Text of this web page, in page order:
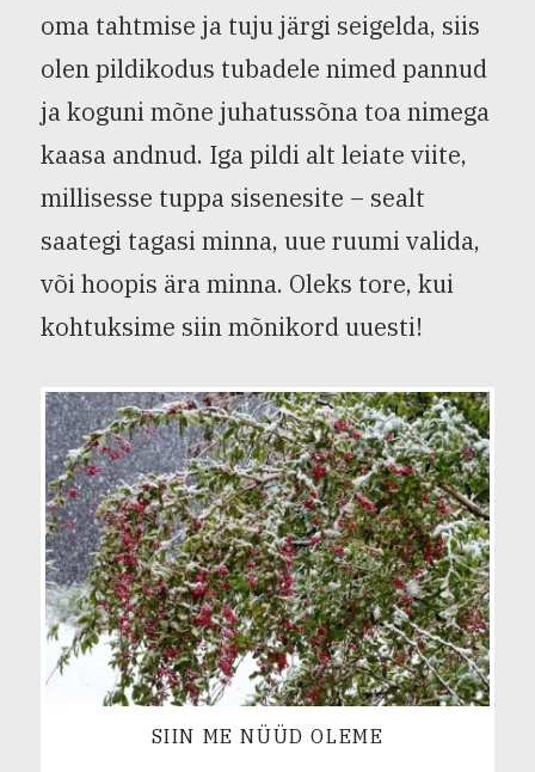
oma tahtmise ja tuju järgi seigelda, siis
olen pildikodus tubadele nimed pannud
ja koguni mõne juhatussõna toa nimega
kaasa andnud. Iga pildi alt leiate viite,
millisesse tuppa sisenesite – sealt
saategi tagasi minna, uue ruumi valida,
või hoopis ära minna. Oleks tore, kui
kohtuksime siin mõnikord uuesti!
SIIN ME NÜÜD OLEME